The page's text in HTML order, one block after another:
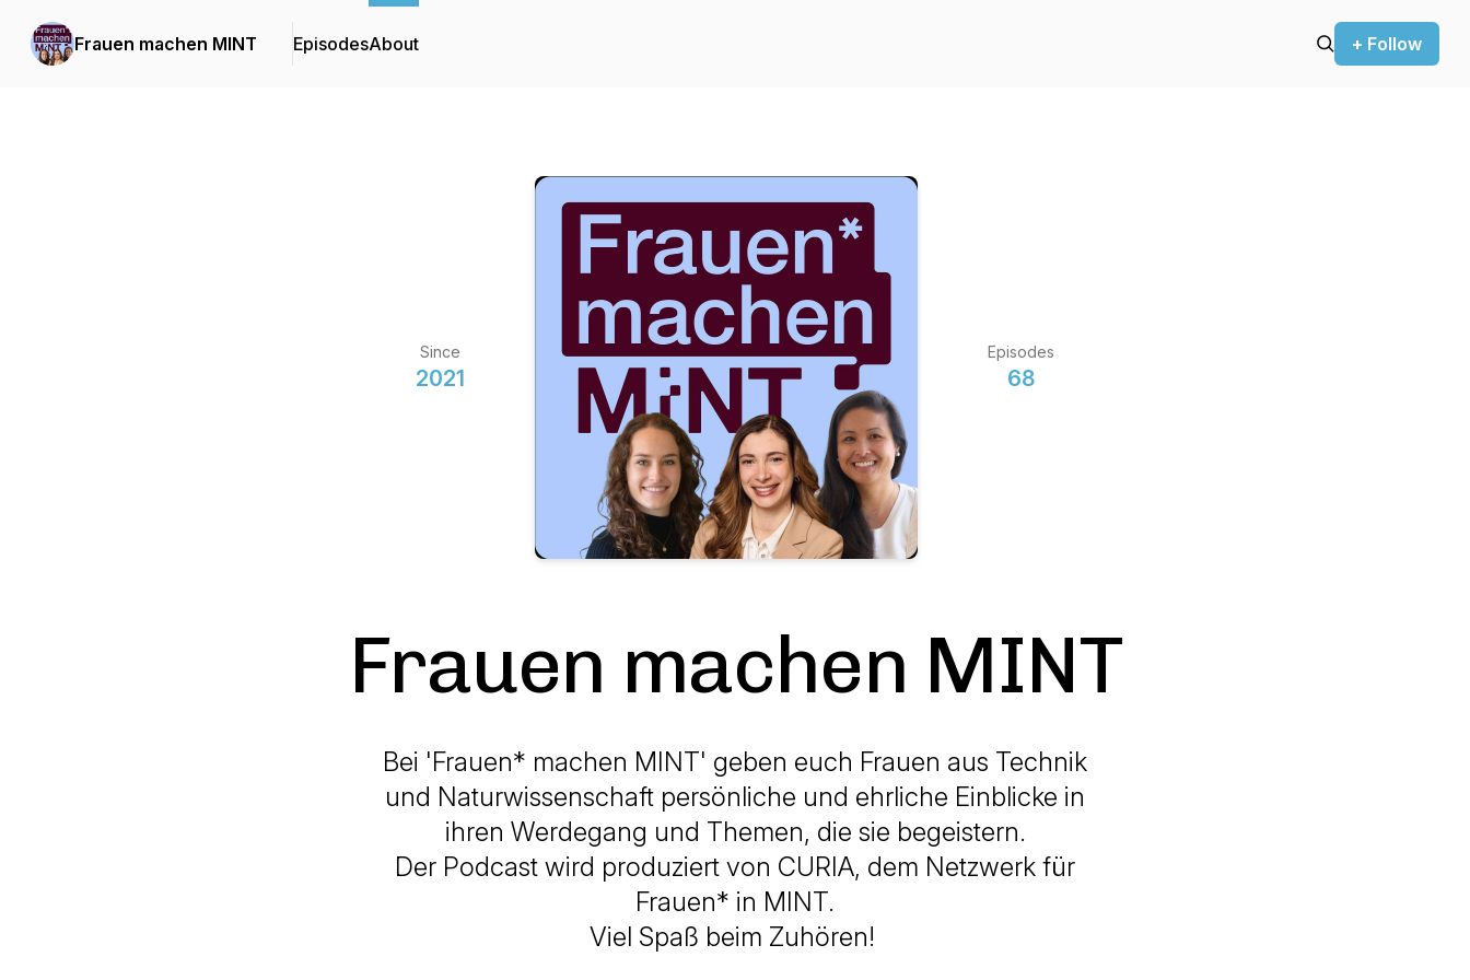
Frauen machen MINT EpisodesAbout + Follow
Since
2021
Episodes
68
Frauen machen MINT
Bei 'Frauen* machen MINT' geben euch Frauen aus Technik
und Naturwissenschaft persönliche und ehrliche Einblicke in
ihren Werdegang und Themen, die sie begeistern.
Der Podcast wird produziert von CURIA, dem Netzwerk für
Frauen* in MINT.
Viel Spaß beim Zuhören! ​